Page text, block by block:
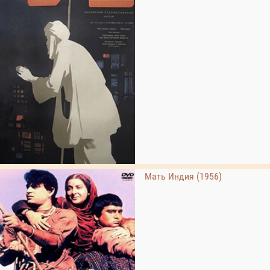
Мать Индия (1956)